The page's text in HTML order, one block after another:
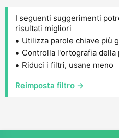
I seguenti suggerimenti
risultati migliori
Utilizza parole chiave più
Controlla l'ortografia della
Riduci i filtri, usane meno
Reimposta filtro →